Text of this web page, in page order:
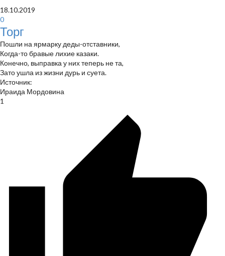
18.10.2019
0
Торг
Пошли на ярмарку деды-отставники,
Когда-то бравые лихие казаки.
Конечно, выправка у них теперь не та,
Зато ушла из жизни дурь и суета.
Источник:
Ираида Мордовина
1